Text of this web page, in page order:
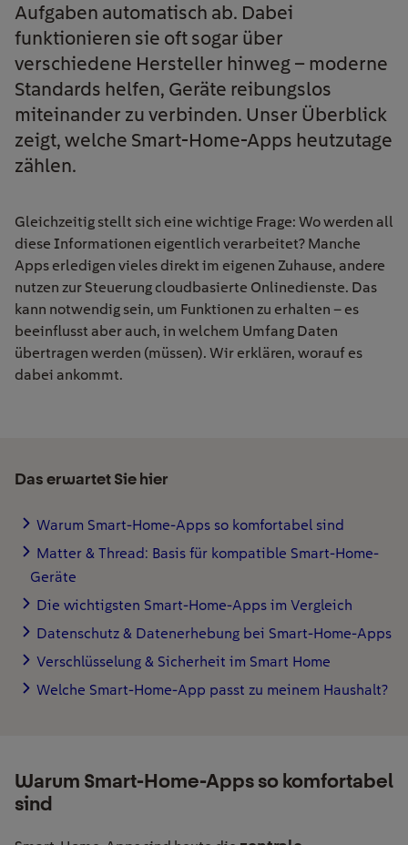
Aufgaben automatisch ab. Dabei
funktionieren sie oft sogar über
verschiedene Hersteller hinweg – moderne
Standards helfen, Geräte reibungslos
miteinander zu verbinden. Unser Überblick
zeigt, welche Smart-Home-Apps heutzutage
zählen.
Gleichzeitig stellt sich eine wichtige Frage: Wo werden all
diese Informationen eigentlich verarbeitet? Manche
Apps erledigen vieles direkt im eigenen Zuhause, andere
nutzen zur Steuerung cloudbasierte Onlinedienste. Das
kann notwendig sein, um Funktionen zu erhalten – es
beeinflusst aber auch, in welchem Umfang Daten
übertragen werden (müssen). Wir erklären, worauf es
dabei ankommt.
Das erwartet Sie hier
Warum Smart-Home-Apps so komfortabel sind
Matter & Thread: Basis für kompatible Smart-Home-
Geräte
Die wichtigsten Smart-Home-Apps im Vergleich
Datenschutz & Datenerhebung bei Smart-Home-Apps
Verschlüsselung & Sicherheit im Smart Home
Welche Smart-Home-App passt zu meinem Haushalt?
Warum Smart-Home-Apps so komfortabel
sind